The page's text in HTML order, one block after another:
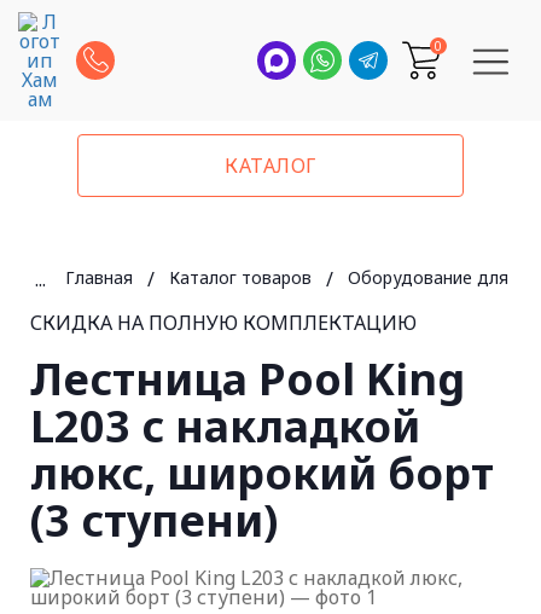
0
КАТАЛОГ
... Главная / Каталог товаров / Оборудование для
СКИДКА НА ПОЛНУЮ КОМПЛЕКТАЦИЮ
Лестница Pool King
L203 с накладкой
люкс, широкий борт
(3 ступени)